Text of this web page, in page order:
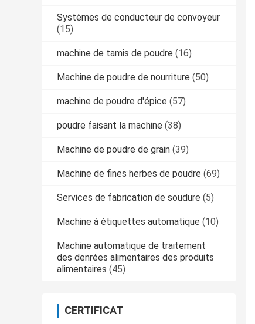
Systèmes de conducteur de convoyeur
(15)
machine de tamis de poudre (16)
Machine de poudre de nourriture (50)
machine de poudre d'épice (57)
poudre faisant la machine (38)
Machine de poudre de grain (39)
Machine de fines herbes de poudre (69)
Services de fabrication de soudure (5)
Machine à étiquettes automatique (10)
Machine automatique de traitement
des denrées alimentaires des produits
alimentaires (45)
CERTIFICAT